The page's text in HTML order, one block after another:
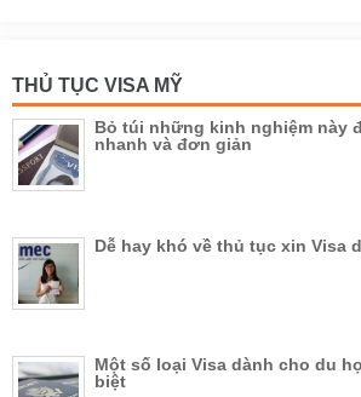
THỦ TỤC VISA MỸ
Bỏ túi những kinh nghiệm này
nhanh và đơn giản
Dễ hay khó về thủ tục xin Visa
Một số loại Visa dành cho du
biệt